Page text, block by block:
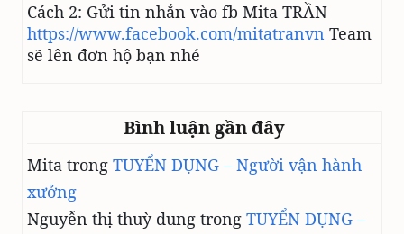
Cách 2: Gửi tin nhắn vào fb Mita TRẦN
https://www.facebook.com/mitatranvn Team
sẽ lên đơn hộ bạn nhé
Bình luận gần đây
Mita trong TUYỂN DỤNG – Người vận hành
xưởng
Nguyễn thị thuỳ dung trong TUYỂN DỤNG –